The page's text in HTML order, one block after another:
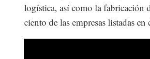
logística, así como la fabricación
ciento de las empresas listadas